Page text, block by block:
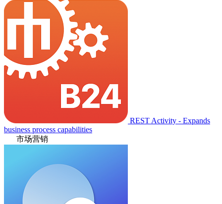
REST Activity - Expands
business process capabilities
市场营销